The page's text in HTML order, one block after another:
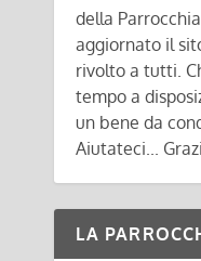
della
aggiornato il
rivolto a tutti.
tempo a
un bene da
Aiutateci...
LA